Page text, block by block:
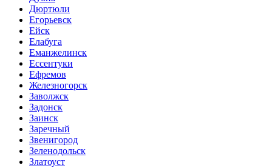
Дюртюли
Егорьевск
Ейск
Елабуга
Еманжелинск
Ессентуки
Ефремов
Железногорск
Заволжск
Задонск
Заинск
Заречный
Звенигород
Зеленодольск
Златоуст